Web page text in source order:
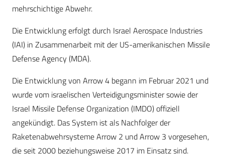
mehrschichtige Abwehr.
Die Entwicklung erfolgt durch Israel Aerospace Industries
(IAI) in Zusammenarbeit mit der US-amerikanischen Missile
Defense Agency (MDA).
Die Entwicklung von Arrow 4 begann im Februar 2021 und
wurde vom israelischen Verteidigungsminister sowie der
Israel Missile Defense Organization (IMDO) offiziell
angekündigt. Das System ist als Nachfolger der
Raketenabwehrsysteme Arrow 2 und Arrow 3 vorgesehen,
die seit 2000 beziehungsweise 2017 im Einsatz sind.